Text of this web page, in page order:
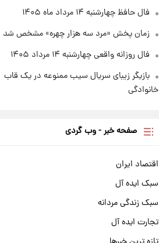
فال حافظ چهارشنبه ۱۴ مرداد ماه ۱۴۰۵
زمان پخش «مرد سه هزار چهره» مشخص شد
فال روزانه واقعی چهارشنبه ۱۴ مرداد ۱۴۰۵
بازیگر زیبای سریال سیب ممنوعه در یک قاب
خانوادگی
صفحه خبر - وب گردی
اقتصاد ایران
سبک ایده آل
سبک زندگی مردانه
تجارت ایده آل